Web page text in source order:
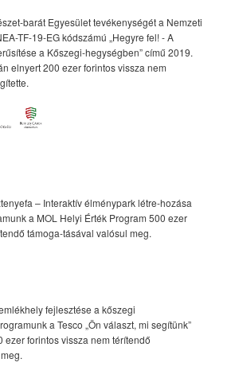
barát Egyesület tevékenységét a Nemzeti
TF-19-EG kódszámú „Hegyre fel! - A
a Kőszegi-hegységben” című 2019.
elnyert 200 ezer forintos vissza nem
– Interaktív élménypark létre-hozása
a MOL Helyi Érték Program 500 ezer
támoga-tásával valósul meg.
fejlesztése a kőszegi
a Tesco „Ön választ, mi segítünk”
ezer forintos vissza nem térítendő